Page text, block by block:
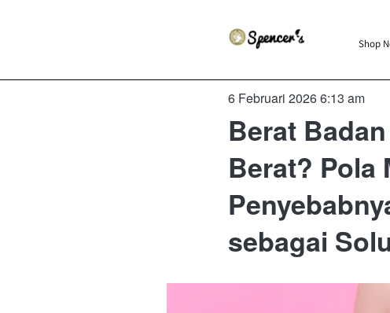
`
Shop
6 Februari 2026 6:13 am
Berat
Berat? Pola
sebagai